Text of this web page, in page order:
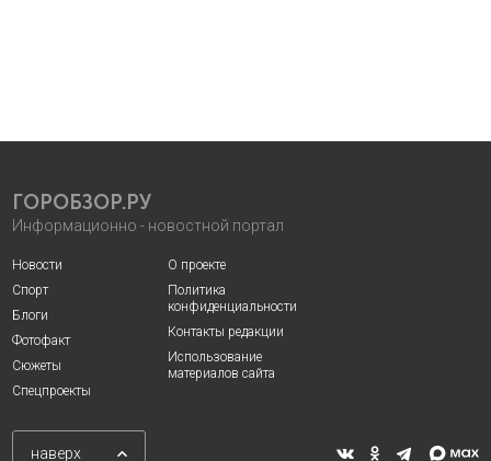
ГОРОБЗОР.РУ
Информационно - новостной портал
Новости
Спорт
Блоги
Фотофакт
Сюжеты
Спецпроекты
О проекте
Политика
конфиденциальности
Контакты редакции
Использование
материалов сайта
наверх